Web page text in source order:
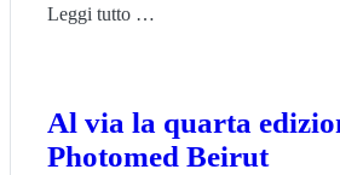
Leggi tutto …
Al via la quarta
Photomed Beirut